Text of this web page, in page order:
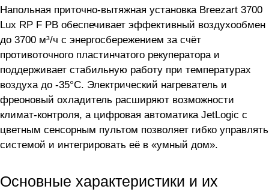
Напольная приточно-вытяжная установка Breezart 3700
Lux RP F PB обеспечивает эффективный воздухообмен
до 3700 м³/ч с энергосбережением за счёт
противоточного пластинчатого рекуператора и
поддерживает стабильную работу при температурах
воздуха до -35°С. Электрический нагреватель и
фреоновый охладитель расширяют возможности
климат-контроля, а цифровая автоматика JetLogic с
цветным сенсорным пультом позволяет гибко управлять
системой и интегрировать её в «умный дом».
Основные характеристики и их